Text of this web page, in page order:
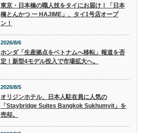
東京・日本橋の職人技をタイにお届け！「日本
橋とんかつ 一 HAJIME」、タイ1号店オープ
ン！
2026/8/6
ホンダ「生産拠点をベトナムへ移転」報道を否
定！新型4モデル投入で市場拡大へ。
2026/8/5
オリジンホテル、日本人駐在員に人気の
「Staybridge Suites Bangkok Sukhumvit」を
売却。